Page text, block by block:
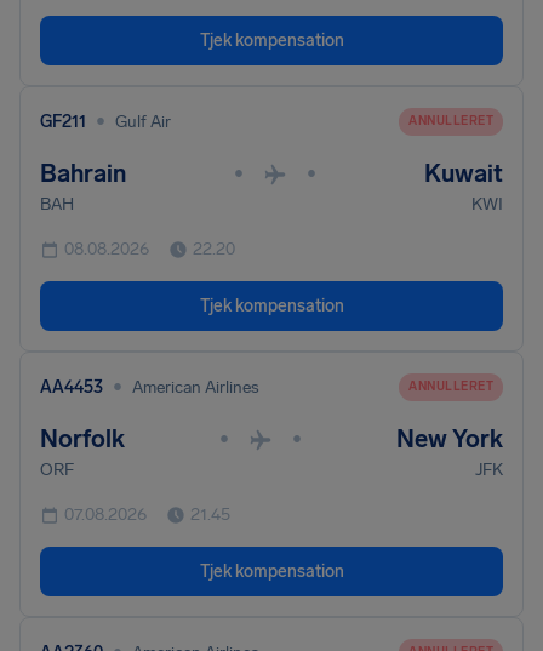
Tjek kompensation
GF211 • Gulf Air ANNULLERET
Bahrain • • Kuwait
BAH KWI
08.08.2026 22.20
Tjek kompensation
AA4453 • American Airlines ANNULLERET
Norfolk • • New York
ORF JFK
07.08.2026 21.45
Tjek kompensation